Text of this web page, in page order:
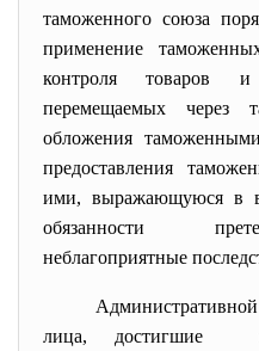
таможенного союза
применение
контроля товаров и
перемещаемых через
обложения
предоставления
ими, выражающуюся в
обязанности
неблагоприятные
лица, достигшие к